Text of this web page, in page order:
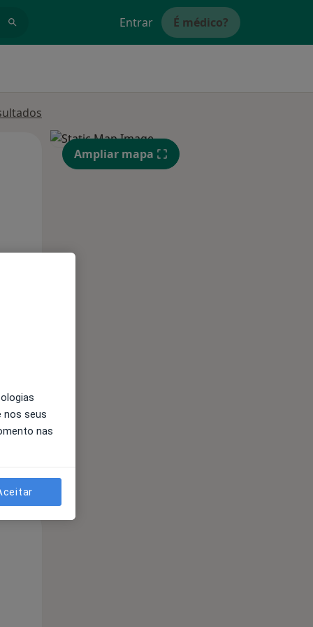
Entrar É médico?
Qui, Sex,
14 Ago
Ampliar mapa
nos seus
nas